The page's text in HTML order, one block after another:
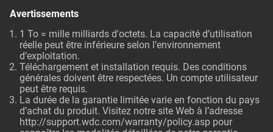
Avertissements
1 To = mille milliards d'octets. La capacité d’utilisation
réelle peut être inférieure selon l’environnement
d’exploitation.
Téléchargement et installation requis. Des conditions
générales doivent être respectées. Un compte utilisateur
peut être requis.
La durée de la garantie limitée varie en fonction du pays
d’achat du produit. Visitez notre site Web à l’adresse
http://support.wdc.com/warranty/policy.asp pour